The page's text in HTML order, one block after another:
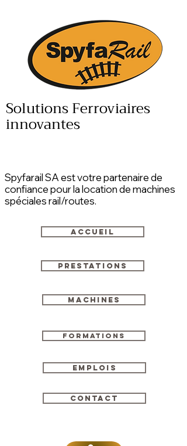
Solutions Ferroviaires
innovantes
Spyfarail SA est votre partenaire de
confiance pour la location de machines
spéciales rail/routes.
Accueil
Prestations
Machines
Formations
Emplois
Contact